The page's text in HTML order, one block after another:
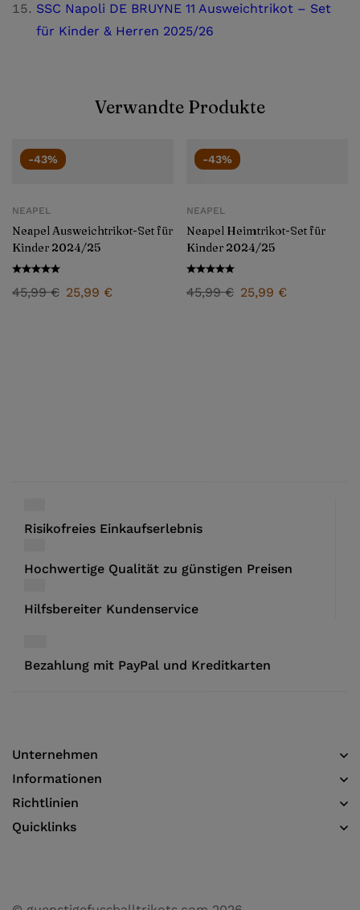
SSC Napoli DE BRUYNE 11 Ausweichtrikot – Set
für Kinder & Herren 2025/26
Verwandte Produkte
-43%
NEAPEL
Neapel Ausweichtrikot-Set für
Kinder 2024/25
45,99€ 25,99 €
-43%
NEAPEL
Neapel Heimtrikot-Set für
Kinder 2024/25
45,99€ 25,99 €
Risikofreies Einkaufserlebnis
Hochwertige Qualität zu günstigen Preisen
Hilfsbereiter Kundenservice
Bezahlung mit PayPal und Kreditkarten
Unternehmen
Informationen​
Richtlinien
Quicklinks